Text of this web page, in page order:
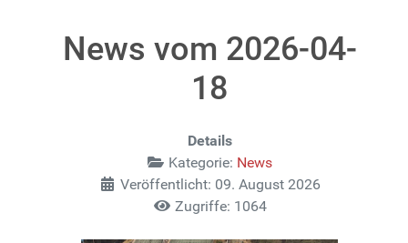
News vom 2026-04-
18
Details
Kategorie: News
Veröffentlicht: 09. August 2026
Zugriffe: 1064